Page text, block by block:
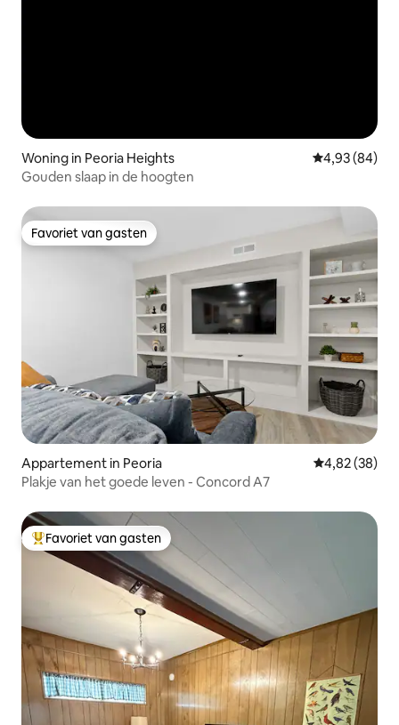
Woning in Peoria Heights Gemiddelde
4,93 (84)
Gouden slaap in de hoogten
Favoriet van gasten
Favoriet van gasten
Appartement in Peoria Gemiddelde
4,82 (38)
Plakje van het goede leven - Concord A7
Topfavoriet van gasten
Favoriet van gasten